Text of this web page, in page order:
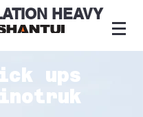
HEAVY
ups